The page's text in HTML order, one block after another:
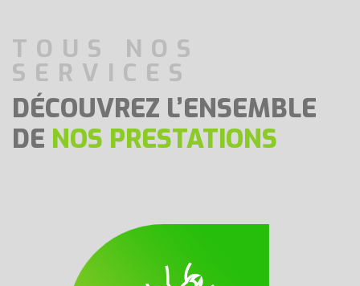
TOUS NOS
SERVICES
DÉCOUVREZ L’ENSEMBLE
DE NOS PRESTATIONS